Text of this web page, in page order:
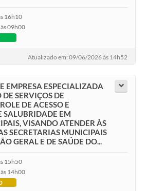
16h10
09h00
Atualizado em: 09/06/2026 às 14h52
EMPRESA ESPECIALIZADA
SERVIÇOS DE
DE ACESSO E
SALUBRIDADE EM
VISANDO ATENDER ÀS
SECRETARIAS MUNICIPAIS
GERAL E DE SAÚDE DO...
15h50
14h00